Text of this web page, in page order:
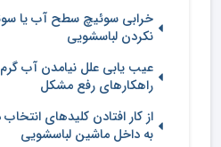
خرابی سوئیچ سطح آب یا
نکردن لباسشویی
عیب یابی علل نیامدن آب
راهکارهای رفع مشکل
از کار افتادن کلیدهای
به داخل ماشین لباسشویی